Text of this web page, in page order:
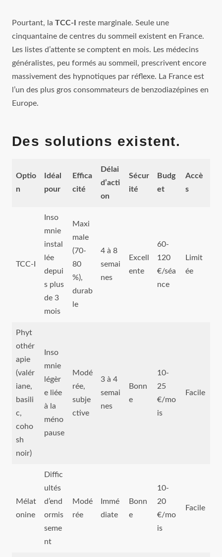
Pourtant, la TCC-I
reste marginale. Seule une
cinquantaine de centres du sommeil existent en France.
Les listes d’attente se comptent en mois. Les médecins
généralistes, peu formés au sommeil, prescrivent encore
massivement des hypnotiques par réflexe. La France est
l’un des plus gros consommateurs de benzodiazépines en
Europe.
Des solutions existent.
Optio
n
Idéal
pour
Effica
cité
Délai
d’acti
on
Sécur
ité
Budg
et
Accè
s
TCC-I
Inso
mnie
instal
lée
depui
s plus
de 3
mois
Maxi
male
(70-
80
%),
durab
le
4 à 8
semai
nes
Excell
ente
60-
120
€/séa
nce
Limit
ée
Phyt
othér
apie
(valér
iane,
basili
c,
coho
sh
noir)
Inso
mnie
légèr
e liée
à la
méno
pause
Modé
rée,
subje
ctive
3 à 4
semai
nes
Bonn
e
10-
25
€/mo
is
Facile
Mélat
onine
Diffic
ultés
d’end
ormis
seme
nt
Modé
rée
Immé
diate
Bonn
e
10-
20
€/mo
is
Facile